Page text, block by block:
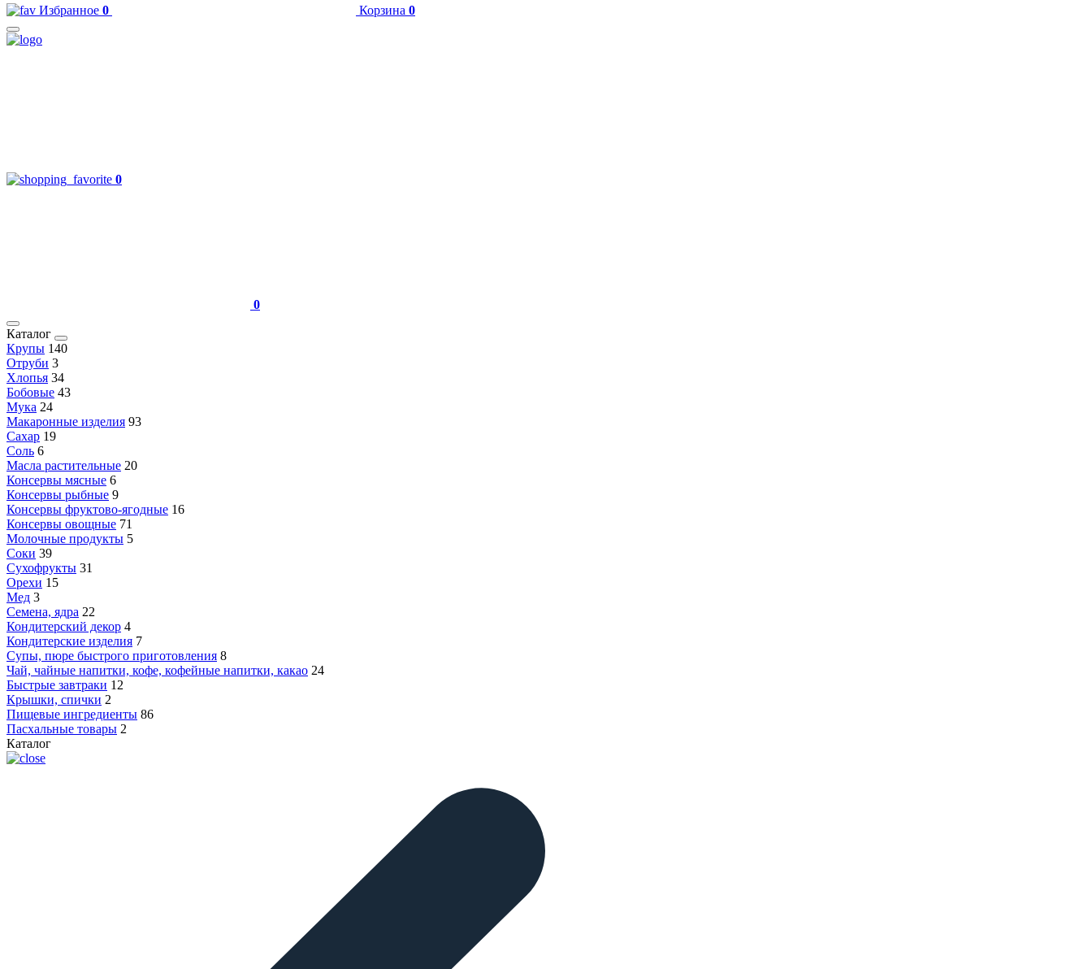
Избранное 0 Корзина 0
0
0
Каталог
Крупы 140
Отруби 3
Хлопья 34
Бобовые 43
Мука 24
Макаронные изделия 93
Сахар 19
Соль 6
Масла растительные 20
Консервы мясные 6
Консервы рыбные 9
Консервы фруктово-ягодные 16
Консервы овощные 71
Молочные продукты 5
Соки 39
Сухофрукты 31
Орехи 15
Мед 3
Семена, ядра 22
Кондитерский декор 4
Кондитерские изделия 7
Супы, пюре быстрого приготовления 8
Чай, чайные напитки, кофе, кофейные напитки, какао 24
Быстрые завтраки 12
Крышки, спички 2
Пищевые ингредиенты 86
Пасхальные товары 2
Каталог